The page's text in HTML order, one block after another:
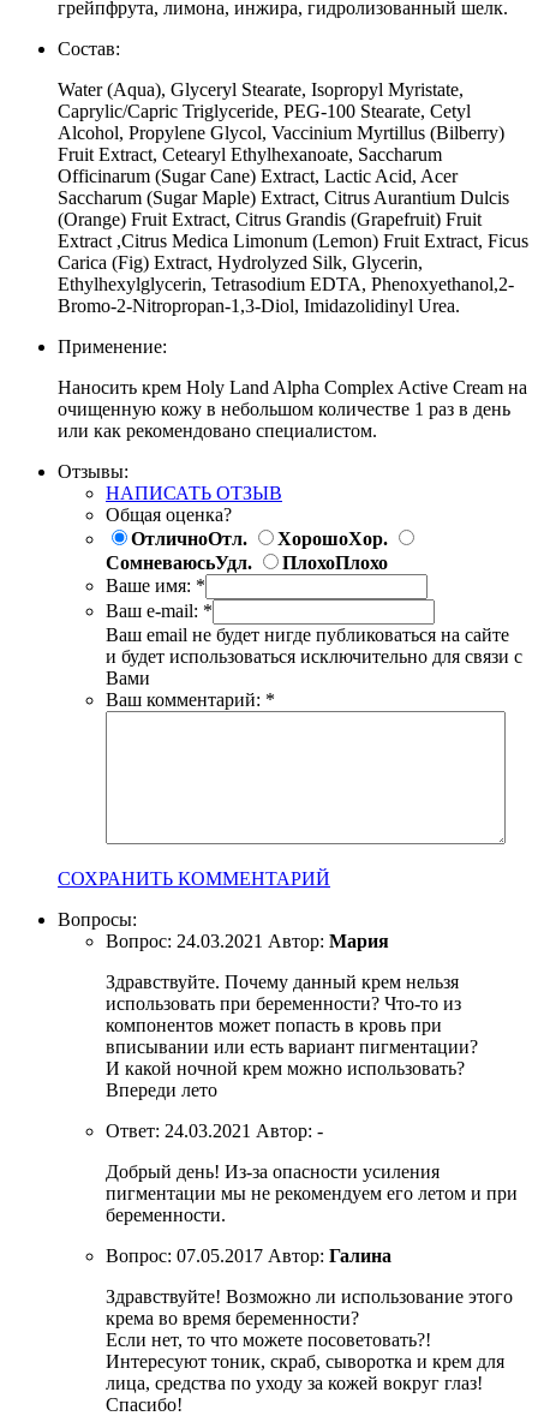
грейпфрута, лимона, инжира, гидролизованный шелк.
Состав:
Water (Aqua), Glyceryl Stearate, Isopropyl Myristate,
Caprylic/Capric Triglyceride, PEG-100 Stearate, Cetyl
Alcohol, Propylene Glycol, Vaccinium Myrtillus (Bilberry)
Fruit Extract, Cetearyl Ethylhexanoate, Saccharum
Officinarum (Sugar Cane) Extract, Lactic Acid, Acer
Saccharum (Sugar Maple) Extract, Citrus Aurantium Dulcis
(Orange) Fruit Extract, Citrus Grandis (Grapefruit) Fruit
Extract ,Citrus Medica Limonum (Lemon) Fruit Extract, Ficus
Carica (Fig) Extract, Hydrolyzed Silk, Glycerin,
Ethylhexylglycerin, Tetrasodium EDTA, Phenoxyethanol,2-
Bromo-2-Nitropropan-1,3-Diol, Imidazolidinyl Urea.
Применение:
Наносить крем Holy Land Alpha Complex Active Cream на
очищенную кожу в небольшом количестве 1 раз в день
или как рекомендовано специалистом.
Отзывы:
НАПИСАТЬ ОТЗЫВ
Общая оценка?
ОтличноОтл. ХорошоХор.
СомневаюсьУдл. ПлохоПлохо
Ваше имя: *
Ваш e-mail: *
Ваш email не будет нигде публиковаться на сайте
и будет использоваться исключительно для связи с
Вами
Ваш комментарий: *
СОХРАНИТЬ КОММЕНТАРИЙ
Вопросы:
Вопрос: 24.03.2021 Автор: Мария
Здравствуйте. Почему данный крем нельзя
использовать при беременности? Что-то из
компонентов может попасть в кровь при
вписывании или есть вариант пигментации?
И какой ночной крем можно использовать?
Впереди лето
Ответ: 24.03.2021 Автор: -
Добрый день! Из-за опасности усиления
пигментации мы не рекомендуем его летом и при
беременности.
Вопрос: 07.05.2017 Автор: Галина
Здравствуйте! Возможно ли использование этого
крема во время беременности?
Если нет, то что можете посоветовать?!
Интересуют тоник, скраб, сыворотка и крем для
лица, средства по уходу за кожей вокруг глаз!
Спасибо!